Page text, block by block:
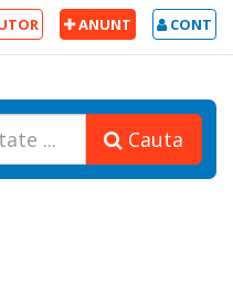
CONT
ANUNT
Cauta